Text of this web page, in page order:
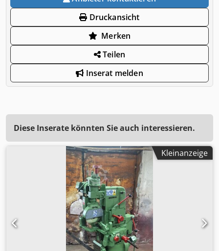
Druckansicht
Merken
Teilen
Inserat melden
Diese Inserate könnten Sie auch interessieren.
Kleinanzeige